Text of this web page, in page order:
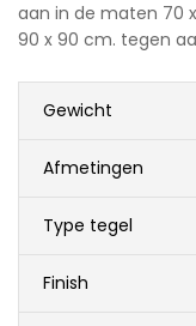
aan in de maten 70
90 x 90 cm. tegen
Gewicht
Afmetingen
Type tegel
Finish